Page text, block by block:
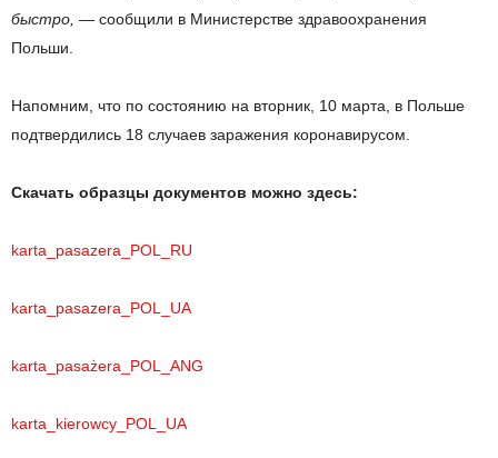
быстро, — сообщили в Министерстве здравоохранения
Польши.
Напомним, что по состоянию на вторник, 10 марта, в Польше
подтвердились 18 случаев заражения коронавирусом.
Скачать образцы документов можно здесь:
karta_pasazera_POL_RU
karta_pasazera_POL_UA
karta_pasażera_POL_ANG
karta_kierowcy_POL_UA